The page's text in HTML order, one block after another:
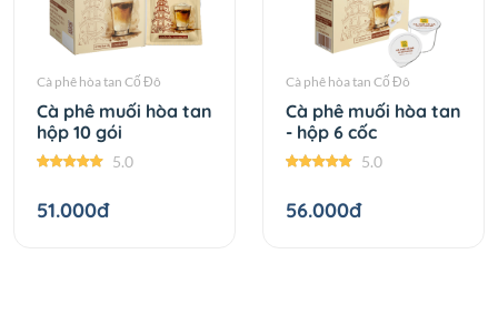
Cà phê hòa tan Cố Đô
Cà phê muối hòa tan
hộp 10 gói
5.0
51.000đ
Cà phê hòa tan Cố Đô
Cà phê muối hòa tan
- hộp 6 cốc
5.0
56.000đ